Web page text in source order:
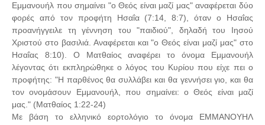
Εμμανουήλ που σημαίνει "ο Θεός είναι μαζί μας" αναφέρεται δύο
φορές από τον προφήτη Ησαΐα (7:14, 8:7), όταν ο Ησαΐας
προανήγγειλε τη γέννηση του "παιδιού", δηλαδή του Ιησού
Χριστού στο βασιλιά. Αναφέρεται και "ο Θεός είναι μαζί μας" στο
Ησαΐας 8:10). Ο Ματθαίος αναφέρει το όνομα Εμμανουήλ
λέγοντας ότι εκπληρώθηκε ο λόγος του Κυρίου που είχε πει ο
προφήτης: "H παρθένος θα συλλάβει και θα γεννήσει γιο, και θα
τον ονομάσουν Eμμανουήλ, που σημαίνει: ο Θεός είναι μαζί
μας." (Ματθαίος 1:22-24)
Με βάση το ελληνικό εορτολόγιο το όνομα ΕΜΜΑΝΟΥΗΛ